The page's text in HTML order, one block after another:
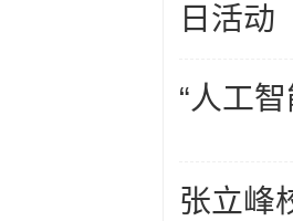
日活动
“人工
张立峰